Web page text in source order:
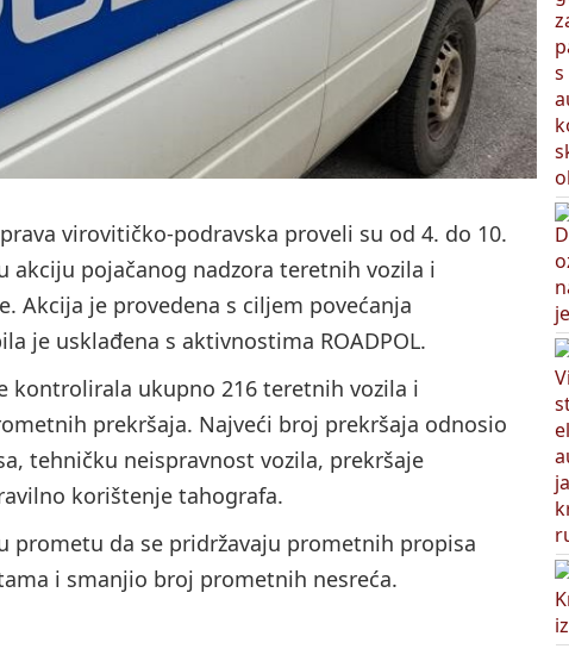
virovitičko-podravska proveli su od 4. do 10.
akciju pojačanog nadzora teretnih vozila i
Akcija je provedena s ciljem povećanja
je usklađena s aktivnostima ROADPOL.
kontrolirala ukupno 216 teretnih vozila i
prekršaja. Najveći broj prekršaja odnosio
tehničku neispravnost vozila, prekršaje
korištenje tahografa.
prometu da se pridržavaju prometnih propisa
i smanjio broj prometnih nesreća.